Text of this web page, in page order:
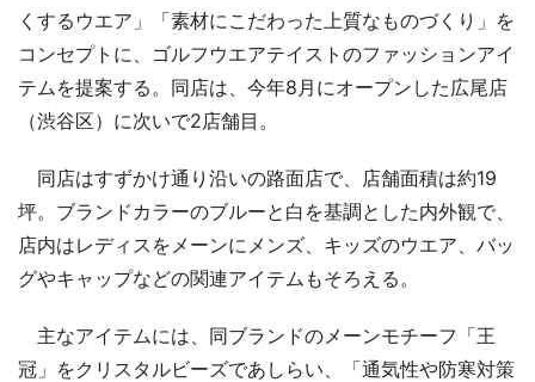
くするウエア」「素材にこだわった上質なものづくり」を
コンセプトに、ゴルフウエアテイストのファッションアイ
テムを提案する。同店は、今年8月にオープンした広尾店
（渋谷区）に次いで2店舗目。
同店はすずかけ通り沿いの路面店で、店舗面積は約19
坪。ブランドカラーのブルーと白を基調とした内外観で、
店内はレディスをメーンにメンズ、キッズのウエア、バッ
グやキャップなどの関連アイテムもそろえる。
主なアイテムには、同ブランドのメーンモチーフ「王
冠」をクリスタルビーズであしらい、「通気性や防寒対策